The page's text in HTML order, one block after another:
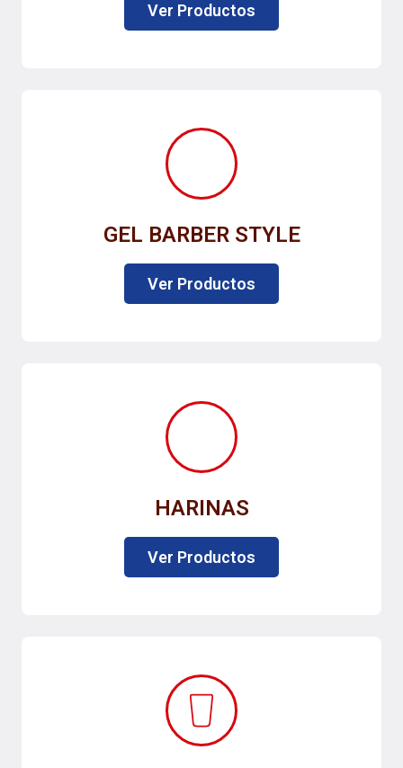
Ver Productos
GEL BARBER STYLE
Ver Productos
HARINAS
Ver Productos